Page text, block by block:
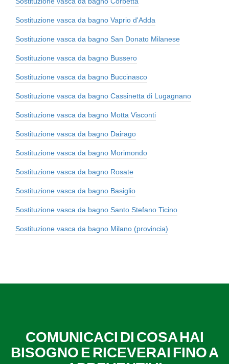
Sostituzione vasca da bagno Vaprio d'Adda
Sostituzione vasca da bagno San Donato Milanese
Sostituzione vasca da bagno Bussero
Sostituzione vasca da bagno Buccinasco
Sostituzione vasca da bagno Cassinetta di Lugagnano
Sostituzione vasca da bagno Motta Visconti
Sostituzione vasca da bagno Dairago
Sostituzione vasca da bagno Morimondo
Sostituzione vasca da bagno Rosate
Sostituzione vasca da bagno Basiglio
Sostituzione vasca da bagno Santo Stefano Ticino
Sostituzione vasca da bagno Milano (provincia)
COMUNICACI DI COSA HAI
BISOGNO E RICEVERAI FINO A